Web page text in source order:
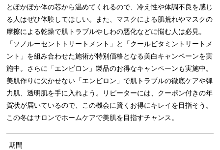
とぽかぽか体の芯から温めてくれるので、冷え性や体調不良を感じ
る人はぜひ体験してほしい。また、マスクによる肌荒れやマスクの
摩擦による乾燥で肌トラブルやしわの悪化などに悩む人は必見。
「ソノルーセントトリートメント」と「クールビタミントリートメ
ント」を組み合わせた施術が特別価格となる美白キャンペーンを実
施中。さらに「エンビロン」製品のお得なキャンペーンも実施中。
美肌作りに欠かせない「エンビロン」で肌トラブルの徹底ケアや弾
力肌、透明肌を手に入れよう。リピーターには、クーポン付きの年
賀状が届いているので、この機会に賢くお得にキレイを目指そう。
この冬はサロンでホームケアで美肌を目指すチャンス。
期間